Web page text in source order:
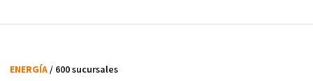
ENERGÍA/ 600 sucursales